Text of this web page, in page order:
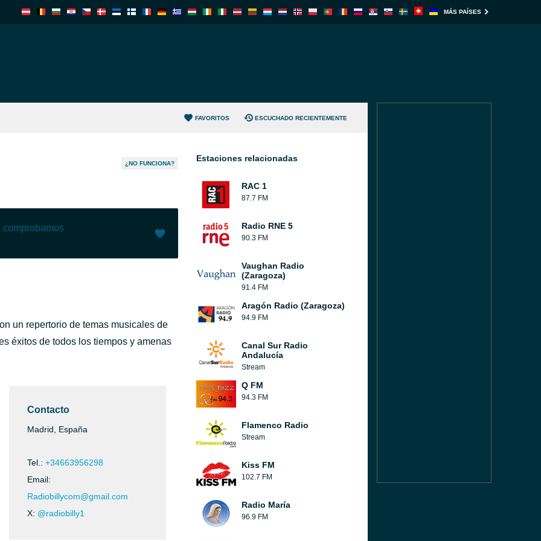
MÁS PAÍSES
FAVORITOS ESCUCHADO RECIENTEMENTE
¿NO FUNCIONA?
comprobamos
un repertorio de temas musicales de
éxitos de todos los tiempos y amenas
Contacto
Madrid, España
Tel.: +34663956298
Email:
Radiobillycom@gmail.com
X: @radiobilly1
Estaciones relacionadas
RAC 1
87.7 FM
Radio RNE 5
90.3 FM
Vaughan Radio
(Zaragoza)
91.4 FM
Aragón Radio (Zaragoza)
94.9 FM
Canal Sur Radio
Andalucía
Stream
Q FM
94.3 FM
Flamenco Radio
Stream
Kiss FM
102.7 FM
Radio María
96.9 FM